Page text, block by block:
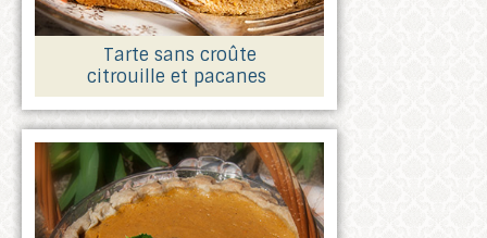
Tarte sans croûte
citrouille et pacanes